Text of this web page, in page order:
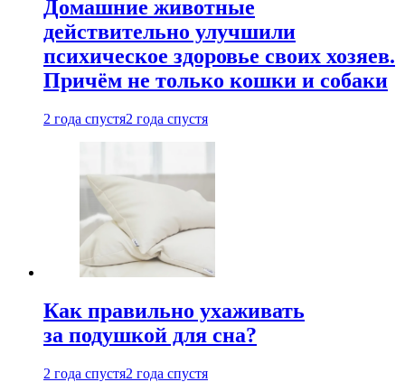
Домашние животные
действительно улучшили
психическое здоровье своих хозяев.
Причём не только кошки и собаки
2 года спустя2 года спустя
Как правильно ухаживать
за подушкой для сна?
2 года спустя2 года спустя